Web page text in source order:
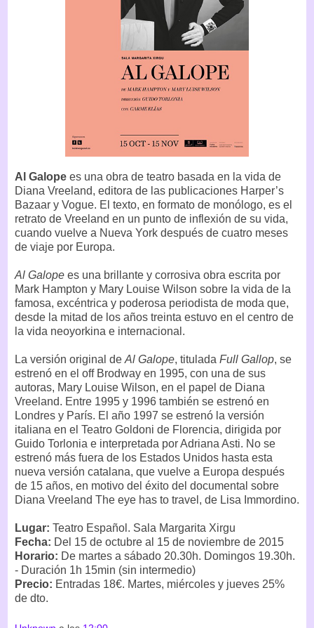
Al Galope es una obra de teatro basada en la vida de
Diana Vreeland, editora de las publicaciones Harper’s
Bazaar y Vogue. El texto, en formato de monólogo, es el
retrato de Vreeland en un punto de inflexión de su vida,
cuando vuelve a Nueva York después de cuatro meses
de viaje por Europa.
Al Galope es una brillante y corrosiva obra escrita por
Mark Hampton y Mary Louise Wilson sobre la vida de la
famosa, excéntrica y poderosa periodista de moda que,
desde la mitad de los años treinta estuvo en el centro de
la vida neoyorkina e internacional.
La versión original de Al Galope, titulada Full Gallop, se
estrenó en el off Brodway en 1995, con una de sus
autoras, Mary Louise Wilson, en el papel de Diana
Vreeland. Entre 1995 y 1996 también se estrenó en
Londres y París. El año 1997 se estrenó la versión
italiana en el Teatro Goldoni de Florencia, dirigida por
Guido Torlonia e interpretada por Adriana Asti. No se
estrenó más fuera de los Estados Unidos hasta esta
nueva versión catalana, que vuelve a Europa después
de 15 años, en motivo del éxito del documental sobre
Diana Vreeland The eye has to travel, de Lisa Immordino.
Lugar: Teatro Español. Sala Margarita Xirgu
Fecha: Del 15 de octubre al 15 de noviembre de 2015
Horario: De martes a sábado 20.30h. Domingos 19.30h.
- Duración 1h 15min (sin intermedio)
Precio: Entradas 18€. Martes, miércoles y jueves 25%
de dto.